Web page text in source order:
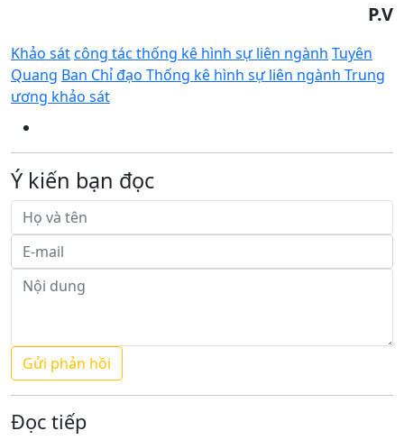
P.V
Khảo sátcông tác thống kê hình sự liên ngành Tuyên
Quang Ban Chỉ đạo Thống kê hình sự liên ngành Trung
ương khảo sát
Ý kiến bạn đọc
Đọc tiếp